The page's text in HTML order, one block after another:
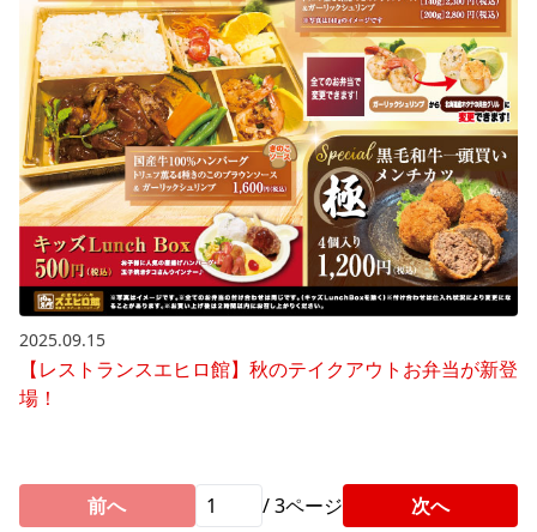
2025.09.15
【レストランスエヒロ館】秋のテイクアウトお弁当が新登
場！
前へ /3ページ 次へ